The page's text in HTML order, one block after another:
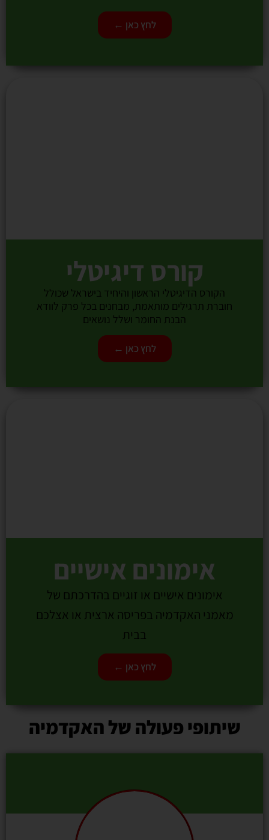
לחץ כאן ←
קורס דיגיטלי
הקורס הדיגיטלי הראשון והיחיד בישראל שכולל
חוברת תרגילים מותאמת, מבחנים בכל פרק לוודא
הבנת החומר ושלל נושאים
לחץ כאן ←
אימונים אישיים
אימונים אישיים או זוגיים בהדרכתם של
מאמני האקדמיה בפריסה ארצית או אצלכם
בבית
לחץ כאן ←
שיתופי פעולה של האקדמיה